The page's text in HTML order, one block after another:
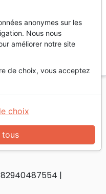
- [jeu de société]
anonymes sur les
Nous nous
améliorer notre site
de choix, vous acceptez
choix